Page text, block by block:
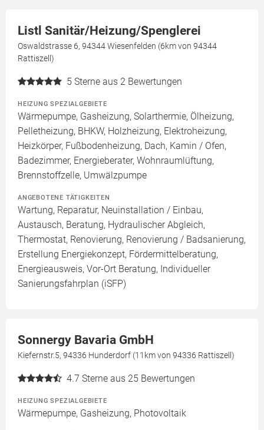
Listl Sanitär/Heizung/Spenglerei
Oswaldstrasse 6, 94344 Wiesenfelden (6km von 94344
Rattiszell)
5 Sterne aus 2 Bewertungen
HEIZUNG SPEZIALGEBIETE
Wärmepumpe, Gasheizung, Solarthermie, Ölheizung,
Pelletheizung, BHKW, Holzheizung, Elektroheizung,
Heizkörper, Fußbodenheizung, Dach, Kamin / Ofen,
Badezimmer, Energieberater, Wohnraumlüftung,
Brennstoffzelle, Umwälzpumpe
ANGEBOTENE TÄTIGKEITEN
Wartung, Reparatur, Neuinstallation / Einbau,
Austausch, Beratung, Hydraulischer Abgleich,
Thermostat, Renovierung, Renovierung / Badsanierung,
Erstellung Energiekonzept, Fördermittelberatung,
Energieausweis, Vor-Ort Beratung, Individueller
Sanierungsfahrplan (iSFP)
Sonnergy Bavaria GmbH
Kiefernstr.5, 94336 Hunderdorf (11km von 94336 Rattiszell)
4.7 Sterne aus 25 Bewertungen
HEIZUNG SPEZIALGEBIETE
Wärmepumpe, Gasheizung, Photovoltaik